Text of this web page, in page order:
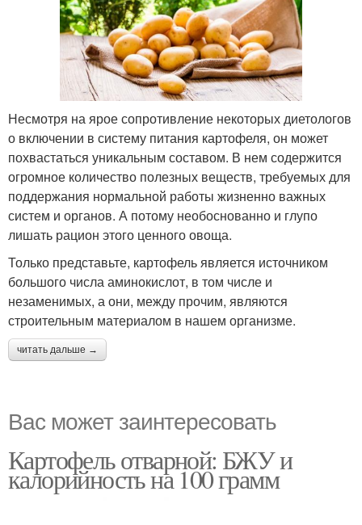
Несмотря на ярое сопротивление некоторых диетологов
о включении в систему питания картофеля, он может
похвастаться уникальным составом. В нем содержится
огромное количество полезных веществ, требуемых для
поддержания нормальной работы жизненно важных
систем и органов. А потому необоснованно и глупо
лишать рацион этого ценного овоща.
Только представьте, картофель является источником
большого числа аминокислот, в том числе и
незаменимых, а они, между прочим, являются
строительным материалом в нашем организме.
читать дальше →
Вас может заинтересовать
Картофель отварной: БЖУ и
калорийность на 100 грамм